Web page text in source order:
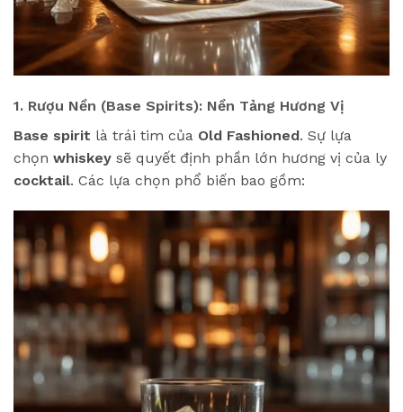
1. Rượu Nền (Base Spirits): Nền Tảng Hương Vị
Base spirit là trái tim của Old Fashioned. Sự lựa
chọn whiskey sẽ quyết định phần lớn hương vị của ly
cocktail. Các lựa chọn phổ biến bao gồm: